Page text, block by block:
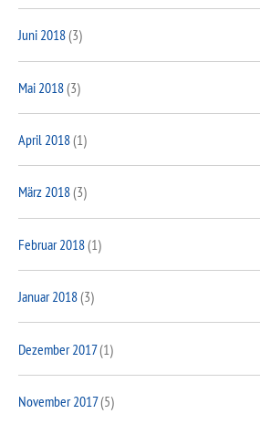
Juni 2018(3)
Mai 2018(3)
April 2018(1)
März 2018(3)
Februar 2018(1)
Januar 2018(3)
Dezember 2017(1)
November 2017(5)